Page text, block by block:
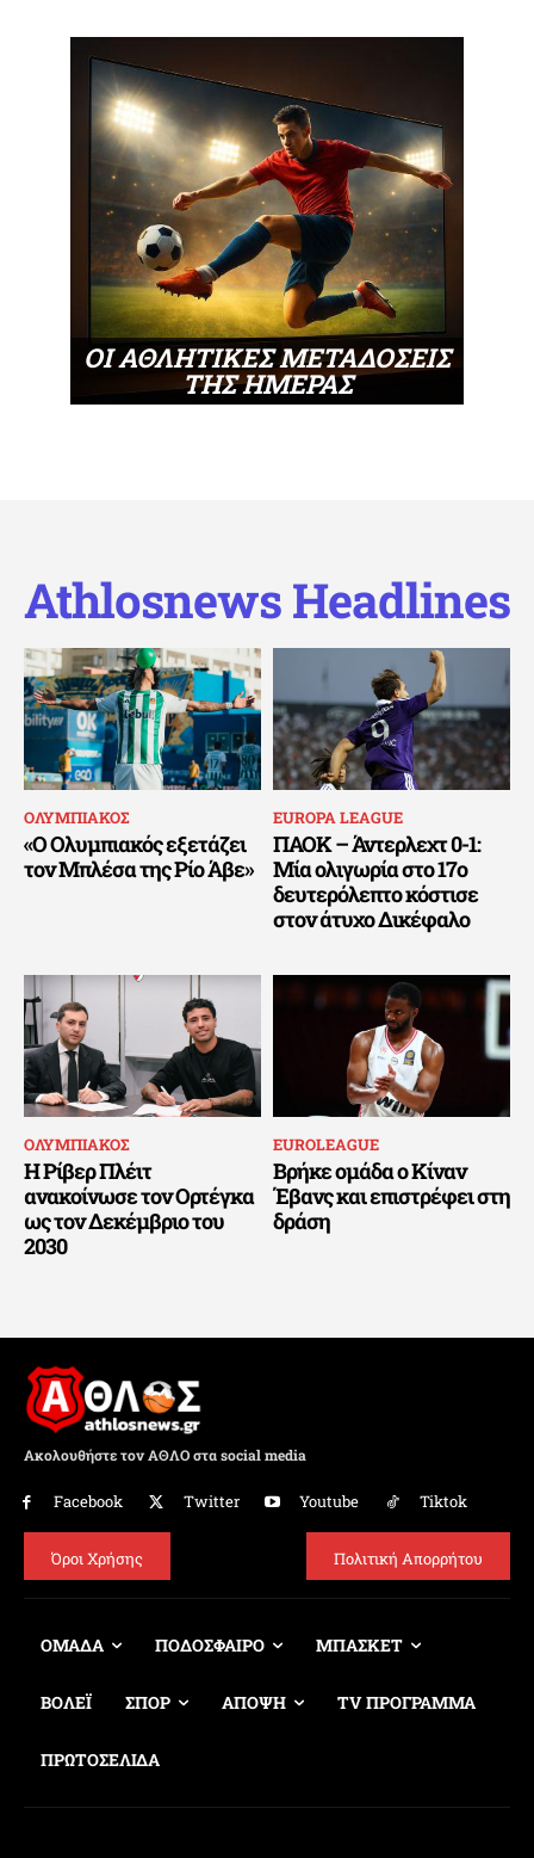
ΟΙ ΑΘΛΗΤΙΚΕΣ ΜΕΤΑΔΟΣΕΙΣ
ΤΗΣ ΗΜΕΡΑΣ
Athlosnews Headlines
ΟΛΥΜΠΙΑΚΟΣ
«Ο Ολυμπιακός εξετάζει
τον Μπλέσα της Ρίο Άβε»
EUROPA LEAGUE
ΠΑΟΚ – Άντερλεχτ 0-1:
Μία ολιγωρία στο 17ο
δευτερόλεπτο κόστισε
στον άτυχο Δικέφαλο
ΟΛΥΜΠΙΑΚΟΣ
Η Ρίβερ Πλέιτ
ανακοίνωσε τον Ορτέγκα
ως τον Δεκέμβριο του
2030
EUROLEAGUE
Βρήκε ομάδα ο Κίναν
Έβανς και επιστρέφει στη
δράση
Ακολουθήστε τον ΑΘΛΟ στα social media
Facebook Twitter Youtube Tiktok
Όροι Χρήσης Πολιτική Απορρήτου
ΟΜΑΔΑ ΠΟΔΟΣΦΑΙΡΟ ΜΠΑΣΚΕΤ
ΒΟΛΕΪ ΣΠΟΡ ΑΠΟΨΗ TV ΠΡΟΓΡΑΜΜΑ
ΠΡΩΤΟΣΕΛΙΔΑ